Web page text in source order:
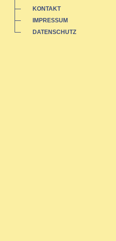
KONTAKT
IMPRESSUM
DATENSCHUTZ